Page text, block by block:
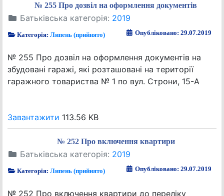
№ 255 Про дозвіл на оформлення документів
Батьківська категорія: 2019
Категорія:Липень (прийнято) Опубліковано: 29.07.2019
№ 255 Про дозвіл на оформлення документів на
збудовані гаражі, які розташовані на території
гаражного товариства № 1 по вул. Строни, 15-А
Завантажити 113.56 KB
№ 252 Про включення квартири
Батьківська категорія: 2019
Категорія:Липень (прийнято) Опубліковано: 29.07.2019
№ 252 Про включення квартири до переліку